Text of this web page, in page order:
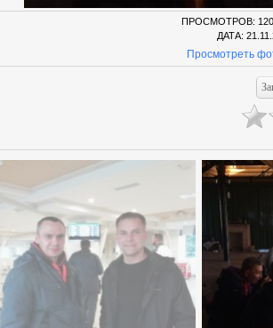
ПРОСМОТРОВ:
ДАТА:
Просмотреть